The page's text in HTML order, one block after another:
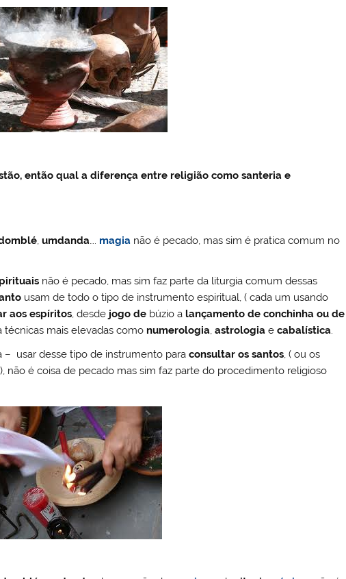
então qual a diferença entre religião como santeria e
,umdanda magia não é pecado, mas sim é pratica comum no
não é pecado, mas sim faz parte da liturgia comum dessas
usam de todo o tipo de instrumento espiritual, ( cada um usando
aos espíritos, desde jogo de búzio a lançamento de conchinha ou de
mais elevadas como numerologia,astrologia ecabalística.
– usar desse tipo de instrumento paraconsultar os santos, ( ou os
não é coisa de pecado mas sim faz parte do procedimento religioso